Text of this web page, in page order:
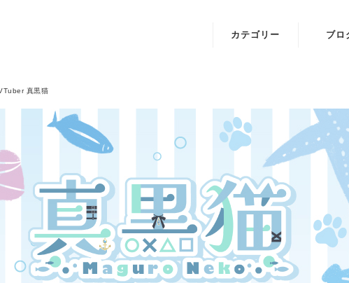
カテゴリー
る騎士」Ⅱ
IRIAMオフィシ
ャルグッズ
映画
『BADBOYS -
THE MOVIE-』
ミュージカル
「東京リベンジ
ブロ
琴葉姉
デビ
真黒猫